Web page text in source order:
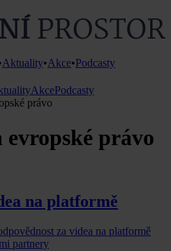
Aktuality•Akce•Podcasty
AkcePodcasty
právo
právo
na platformě
za videa na platformě
partnery